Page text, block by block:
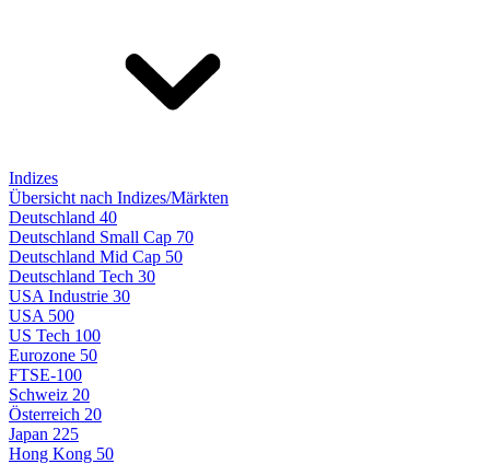
Indizes
Übersicht nach Indizes/Märkten
Deutschland 40
Deutschland Small Cap 70
Deutschland Mid Cap 50
Deutschland Tech 30
USA Industrie 30
USA 500
US Tech 100
Eurozone 50
FTSE-100
Schweiz 20
Österreich 20
Japan 225
Hong Kong 50